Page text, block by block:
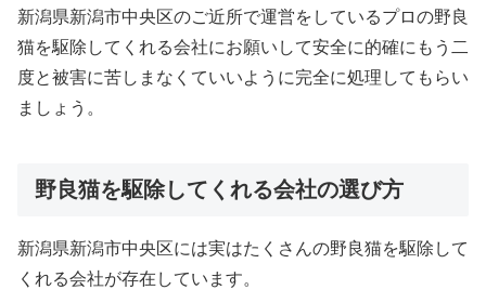
新潟県新潟市中央区のご近所で運営をしているプロの野良
猫を駆除してくれる会社にお願いして安全に的確にもう二
度と被害に苦しまなくていいように完全に処理してもらい
ましょう。
野良猫を駆除してくれる会社の選び方
新潟県新潟市中央区には実はたくさんの野良猫を駆除して
くれる会社が存在しています。